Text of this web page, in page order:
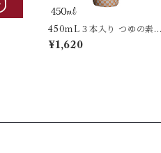
450ｍL３本入り つゆの素
密封ボトル
¥1,620